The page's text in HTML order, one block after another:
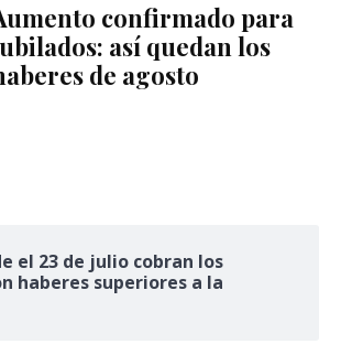
confirmado para
así quedan los
de agosto
el 23 de julio cobran los
haberes superiores a la